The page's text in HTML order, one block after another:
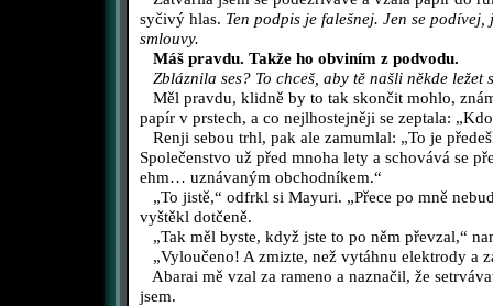
syčivý hlas. Ten podpis je falešnej. Jen se
smlouvy.
Máš pravdu. Takže ho obviním z podvodu.
Zbláznila ses? To chceš, aby tě našli někde ležet
Měl pravdu, klidně by to tak skončit mohlo,
papír v prstech, a co nejlhostejněji se zeptala:
Renji sebou trhl, pak ale zamumlal: „To je
Společenstvo už před mnoha lety a schovává se
ehm… uznávaným obchodníkem.“
„To jistě,“ odfrkl si Mayuri. „Přece po mně
vyštěkl dotčeně.
„Tak měl byste, když jste to po něm převzal,“
„Vyloučeno! A zmizte, než vytáhnu elektrody a
Abarai mě vzal za rameno a naznačil, že
jsem.